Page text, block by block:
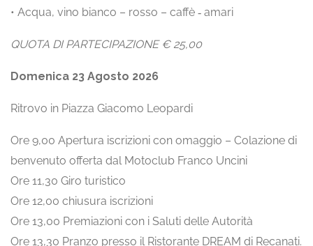
• Acqua, vino bianco – rosso – caffè ‐ amari
QUOTA DI PARTECIPAZIONE € 25,00
Domenica 23 Agosto 2026
Ritrovo in Piazza Giacomo Leopardi
Ore 9,00 Apertura iscrizioni con omaggio – Colazione di
benvenuto offerta dal Motoclub Franco Uncini
Ore 11,30 Giro turistico
Ore 12,00 chiusura iscrizioni
Ore 13,00 Premiazioni con i Saluti delle Autorità
Ore 13,30 Pranzo presso il Ristorante DREAM di Recanati.